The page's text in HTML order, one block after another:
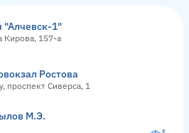
"Алчевск-1"
Кирова, 157-а
Ростова
проспект Сиверса, 1
М.Э.